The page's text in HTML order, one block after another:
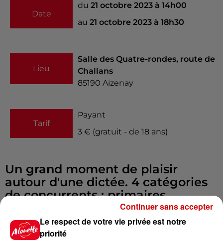
Date
du 21 octobre 2023 à 14h00
au 21 octobre 2023 à 18h30
Lieu
Salle des Quatre-rondes, route de
Challans
85190 Aizenay
Tarif
Payant
3 € (gratuit - de 18 ans)
Un grand moment de plaisir
autour d'une dictée. 4 catégories
de concurrents : primaires,
collégiens-lycéens, amateurs et
confirmés. Nombreux lots de
valeur.
Le respect de votre vie privée est notre
priorité
Continuer sans accepter